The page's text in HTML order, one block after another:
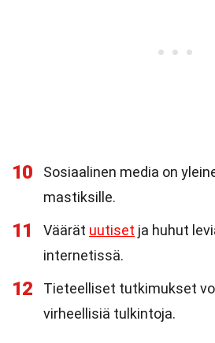
10
Sosiaalinen media on
mastiksille.
11 Väärät uutiset ja huhut
internetissä.
12
Tieteelliset tutkimukset
virheellisiä tulkintoja.